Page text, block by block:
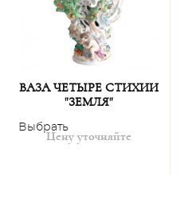
Форма и дизайн: JOHANN
Художник:
ВАЗА ЧЕТЫРЕ СТИХИИ
"ЗЕМЛЯ"
Выбрать
Цену уточняйте